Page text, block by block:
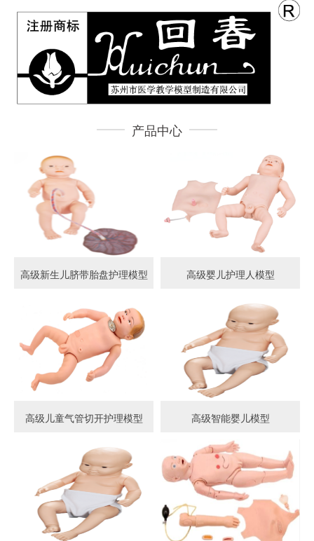
产品中心
高级新生儿脐带胎盘护理模型 高级婴儿护理人模型
高级儿童气管切开护理模型 高级智能婴儿模型